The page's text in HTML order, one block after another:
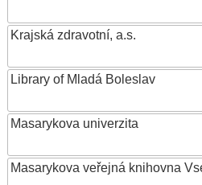
Krajská zdravotní, a.s.
Library of Mladá Boleslav
Masarykova univerzita
Masarykova veřejná knihovna